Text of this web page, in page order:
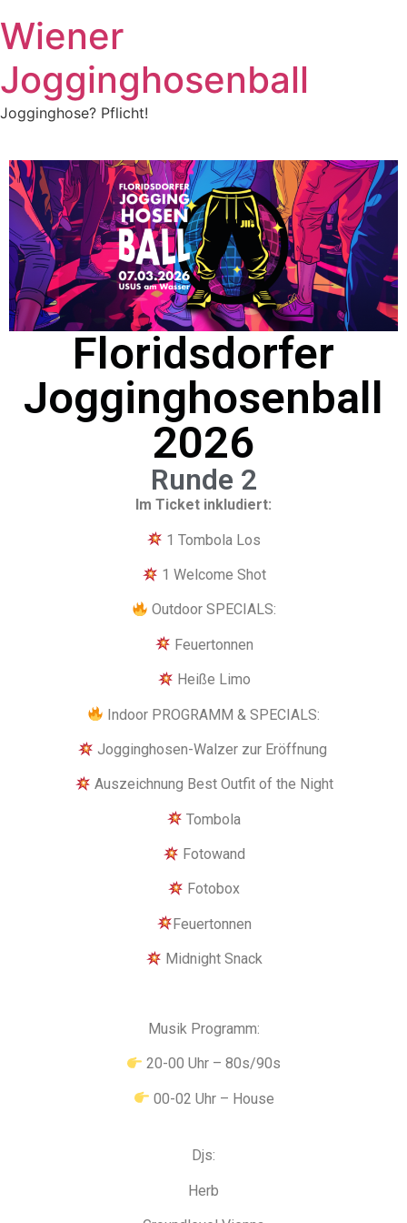
Wiener
Jogginghosenball
Jogginghose? Pflicht!
Floridsdorfer
Jogginghosenball
2026
Runde 2
Im Ticket inkludiert:
1 Tombola Los
1 Welcome Shot
Outdoor SPECIALS:
Feuertonnen
Heiße Limo
Indoor PROGRAMM & SPECIALS:
Jogginghosen-Walzer zur Eröffnung
Auszeichnung Best Outfit of the Night
Tombola
Fotowand
Fotobox
Feuertonnen
Midnight Snack
Musik Programm:
20-00 Uhr – 80s/90s
00-02 Uhr – House
Djs:
Herb